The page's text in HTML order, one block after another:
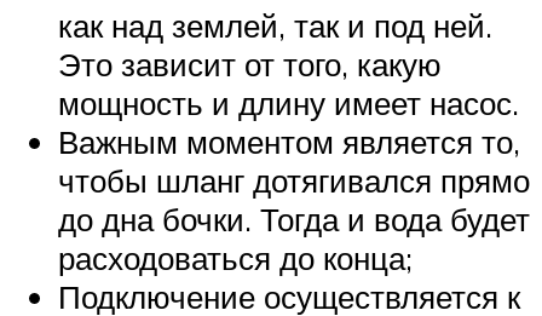
как над землей, так и под ней.
Это зависит от того, какую
мощность и длину имеет насос.
Важным моментом является то,
чтобы шланг дотягивался прямо
до дна бочки. Тогда и вода будет
расходоваться до конца;
Подключение осуществляется к